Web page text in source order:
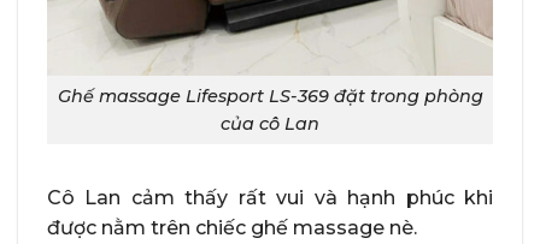
Ghế massage Lifesport LS-369 đặt trong phòng
của cô Lan
Cô Lan cảm thấy rất vui và hạnh phúc khi
được nằm trên chiếc ghế massage nè.